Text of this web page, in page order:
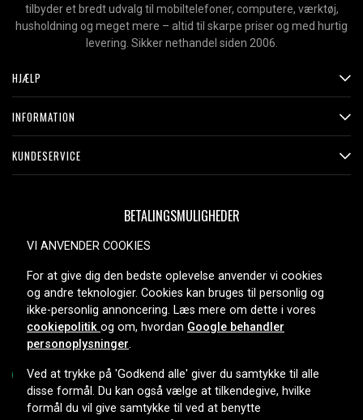
tilbyder et bredt udvalg til mobiltelefoner, computere, værktøj,
husholdning og meget mere – altid til skarpe priser og med hurtig
levering. Sikker nethandel siden 2006.
HJÆLP
INFORMATION
KUNDESERVICE
BETALINGSMULIGHEDER
LEVERINGSMULIGHEDER
VI ANVENDER COOKIES
For at give dig den bedste oplevelse anvender vi cookies
og andre teknologier. Cookies kan bruges til personlig og
ikke-personlig annoncering. Læs mere om dette i vores
cookiepolitik og om, hvordan Google behandler
personoplysninger.
Ved at trykke på 'Godkend alle' giver du samtykke til alle
disse formål. Du kan også vælge at tilkendegive, hvilke
formål du vil give samtykke til ved at benytte